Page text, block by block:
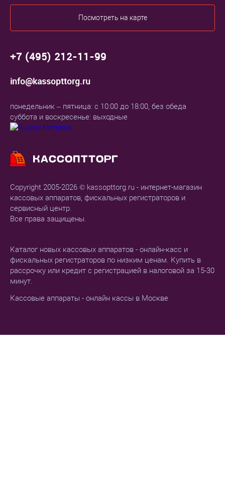
Copyright 2005-2026 © kassopttorg.ru - интернет-магазин
кассовых аппаратов, фискальных регистраторов и
сервисный центр.
Все права защищены.
Каталог новых кассовых аппаратов - онлайн-касс и
фискальных регистраторов по низким ценам. Купить в
рассрочку или кредит с регистрацией в налоговой за 15-30
минут.
Кассовые аппараты - онлайн кассы в Москве
Посмотреть на карте
+7 (495) 212-11-99
info@kassopttorg.ru
понедельник – пятница: с 10:00 до 18:00, без обеда
суббота и воскресенье: выходные